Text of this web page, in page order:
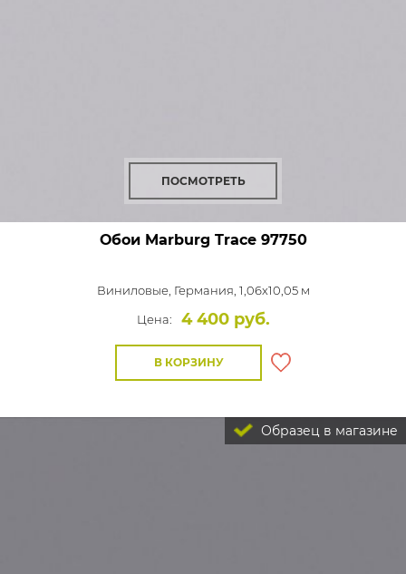
ПОСМОТРЕТЬ
Обои Marburg Trace97750
Виниловые, Германия, 1,06x10,05 м
Цена:
4 400 руб.
В КОРЗИНУ
Образец в магазине